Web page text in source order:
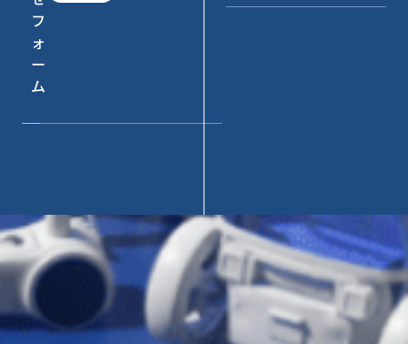
フ
ォ
ー
ム